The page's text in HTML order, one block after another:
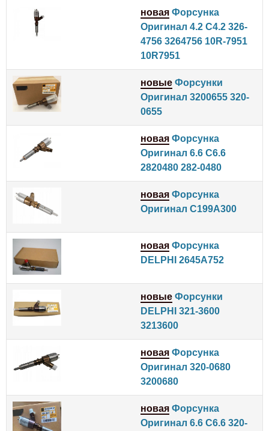
новая Форсунка
Оригинал 4.2 C4.2 326-
4756 3264756 10R-7951
10R7951
новые Форсунки
Оригинал 3200655 320-
0655
новая Форсунка
Оригинал 6.6 C6.6
2820480 282-0480
новая Форсунка
Оригинал C199A300
новая Форсунка
DELPHI 2645A752
новые Форсунки
DELPHI 321-3600
3213600
новая Форсунка
Оригинал 320-0680
3200680
новая Форсунка
Оригинал 6.6 C6.6 320-